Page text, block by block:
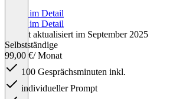
Preise im Detail
Preise im Detail
Zuletzt aktualisiert im September 2025
Selbstständige
99,00 €/ Monat
100 Gesprächsminuten inkl.
individueller Prompt